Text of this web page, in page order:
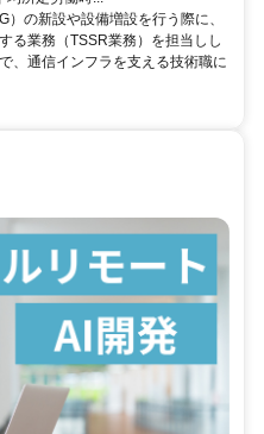
の新設や設備増設を行う際に、
る業務（TSSR業務）を担当しし
、通信インフラを支える技術職に